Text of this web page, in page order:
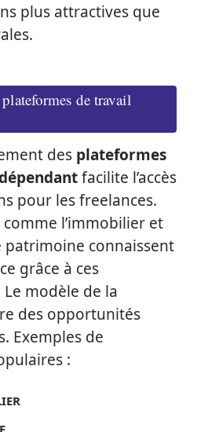
plus attractives que
de travail
des plateformes
facilite l’accès
pour les freelances.
comme l’immobilier et
patrimoine connaissent
grâce à ces
modèle de la
des opportunités
Exemples de
: